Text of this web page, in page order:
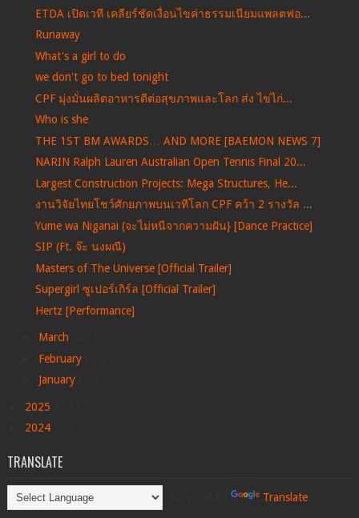
ETDA เปิดเวที เคลียร์ชัดเงื่อนไขค่าธรรมเนียมแพลตฟอ...
Runaway
What's a girl to do
we don't go to bed tonight
CPF มุ่งมั่นผลิตอาหารดีต่อสุขภาพและโลก ส่ง ไข่ไก่...
Who is she
THE 1ST BM AWARDS… AND MORE [BAEMON NEWS 7]
NARIN Ralph Lauren Australian Open Tennis Final 20...
Largest Construction Projects: Mega Structures, He...
งานวิจัยไทยโชว์ศักยภาพบนเวทีโลก CPF คว้า 2 รางวัล ...
Yume wa Niganai (จะไม่หนีจากความฝัน} [Dance Practice]
SIP (Ft. จ๊ะ นงผณี)
Masters of The Universe [Official Trailer]
Supergirl ซูเปอร์เกิร์ล [Official Trailer]
Hertz [Performance]
March
February
January
2025
2024
TRANSLATE
Translate